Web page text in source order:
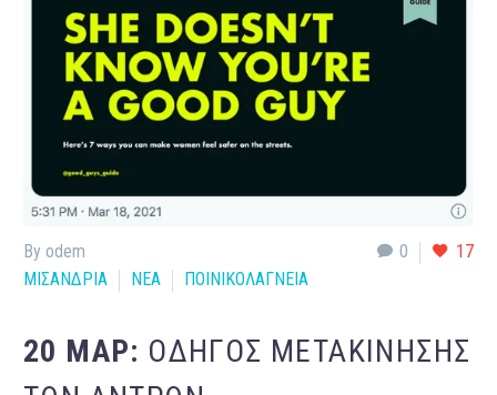
0 17
By odem
ΜΙΣΑΝΔΡΙΑ
ΝΕΑ ΠΟΙΝΙΚΟΛΑΓΝΕΙΑ
20 ΜΑΡ: ΟΔΗΓΌΣ ΜΕΤΑΚΊΝΗΣΗΣ